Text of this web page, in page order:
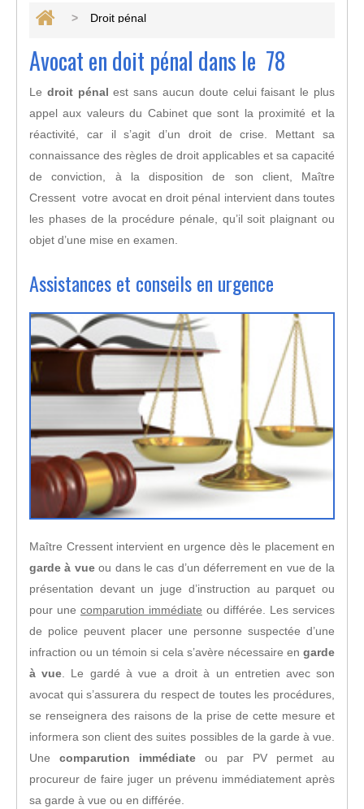
Droit pénal
Avocat en doit pénal dans le 78
Le droit pénal est sans aucun doute celui faisant le plus
appel aux valeurs du Cabinet que sont la proximité et la
réactivité, car il s’agit d’un droit de crise. Mettant sa
connaissance des règles de droit applicables et sa capacité
de conviction, à la disposition de son client, Maître
Cressent votre avocat en droit pénal intervient dans toutes
les phases de la procédure pénale, qu’il soit plaignant ou
objet d’une mise en examen.
Assistances et conseils en urgence
Maître Cressent intervient en urgence dès le placement en
garde à vueou dans le cas d’un déferrement en vue de la
présentation devant un juge d’instruction au parquet ou
pour une comparution immédiate ou différée. Les services
de police peuvent placer une personne suspectée d’une
infraction ou un témoin si cela s’avère nécessaire en garde
à vue . Le gardé à vue a droit à un entretien avec son
avocat qui s’assurera du respect de toutes les procédures,
se renseignera des raisons de la prise de cette mesure et
informera son client des suites possibles de la garde à vue.
Une comparution immédiate ou par PV permet au
procureur de faire juger un prévenu immédiatement après
sa garde à vue ou en différée